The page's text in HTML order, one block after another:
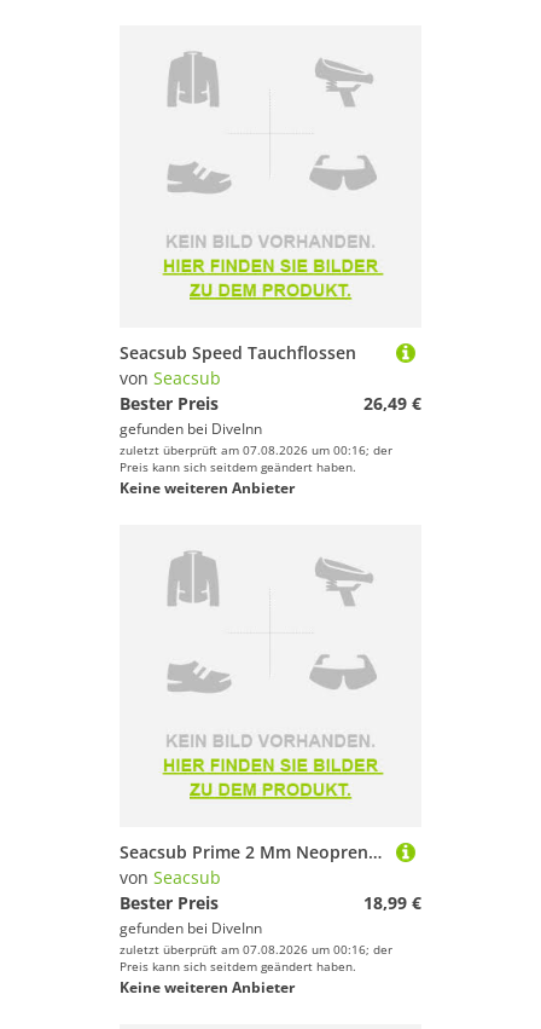
Seacsub Speed Tauchflossen
von Seacsub
Bester Preis
26,49 €
gefunden bei DiveInn
zuletzt überprüft am 07.08.2026 um 00:16; der
Preis kann sich seitdem geändert haben.
Keine weiteren Anbieter
Seacsub Prime 2 Mm Neoprenschuhe
von Seacsub
Bester Preis
18,99 €
gefunden bei DiveInn
zuletzt überprüft am 07.08.2026 um 00:16; der
Preis kann sich seitdem geändert haben.
Keine weiteren Anbieter